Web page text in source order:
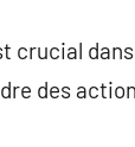
des